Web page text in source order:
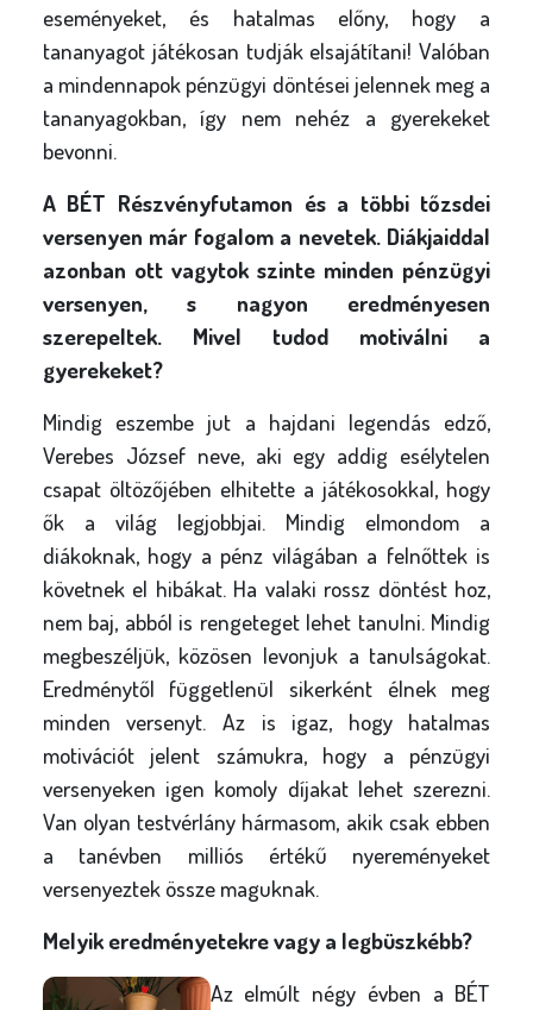
eseményeket, és hatalmas előny, hogy a
tananyagot játékosan tudják elsajátítani! Valóban
a mindennapok pénzügyi döntései jelennek meg a
tananyagokban, így nem nehéz a gyerekeket
bevonni.
A BÉT Részvényfutamon és a többi tőzsdei
versenyen már fogalom a nevetek. Diákjaiddal
azonban ott vagytok szinte minden pénzügyi
versenyen, s nagyon eredményesen
szerepeltek. Mivel tudod motiválni a
gyerekeket?
Mindig eszembe jut a hajdani legendás edző,
Verebes József neve, aki egy addig esélytelen
csapat öltözőjében elhitette a játékosokkal, hogy
ők a világ legjobbjai. Mindig elmondom a
diákoknak, hogy a pénz világában a felnőttek is
követnek el hibákat. Ha valaki rossz döntést hoz,
nem baj, abból is rengeteget lehet tanulni. Mindig
megbeszéljük, közösen levonjuk a tanulságokat.
Eredménytől függetlenül sikerként élnek meg
minden versenyt. Az is igaz, hogy hatalmas
motivációt jelent számukra, hogy a pénzügyi
versenyeken igen komoly díjakat lehet szerezni.
Van olyan testvérlány hármasom, akik csak ebben
a tanévben milliós értékű nyereményeket
versenyeztek össze maguknak.
Melyik eredményetekre vagy a legbüszkébb?
Az elmúlt négy évben a BÉT